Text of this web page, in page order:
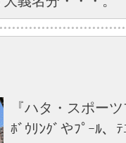
『ハタ・スポー
ﾎﾞｳﾘﾝｸﾞやﾌﾟｰﾙ、